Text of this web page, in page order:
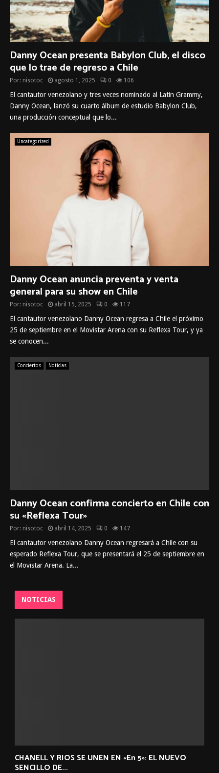
Danny Ocean presenta Babylon Club, el disco
que lo trae de regreso a Chile
Por: nisotoc agosto 1, 2025 0 106
El cantautor venezolano y tres veces nominado al Latin Grammy,
Danny Ocean, lanzó su cuarto álbum de estudio Babylon Club,
una producción conceptual que lo...
Uncategorized
Danny Ocean anuncia preventa y venta
general para su show en Chile
Por: nisotoc abril 15, 2025 0 117
El cantautor venezolano Danny Ocean regresa a Chile el próximo
25 de septiembre en el Movistar Arena con su Reflexa Tour, y ya
se conocen...
Conciertos Noticias
Danny Ocean confirma concierto en Chile con
su «Reflexa Tour»
Por: nisotoc abril 14, 2025 0 147
El cantautor venezolano Danny Ocean regresará a Chile con su
esperado Reflexa Tour, que se presentará el 25 de septiembre en
el Movistar Arena. La...
NOTICIAS
CHANELL Y RIOS SE UNEN EN «En 5»: EL NUEVO
SENCILLO DE...